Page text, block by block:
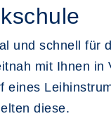
und schnell für
mit Ihnen
eines
diese.